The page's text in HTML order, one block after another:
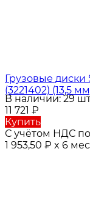
Грузовые диски
(3221402) (13,5
В наличии: 29
11 721 ₽
Купить
С учётом НДС по
1 953,50 ₽ x 6